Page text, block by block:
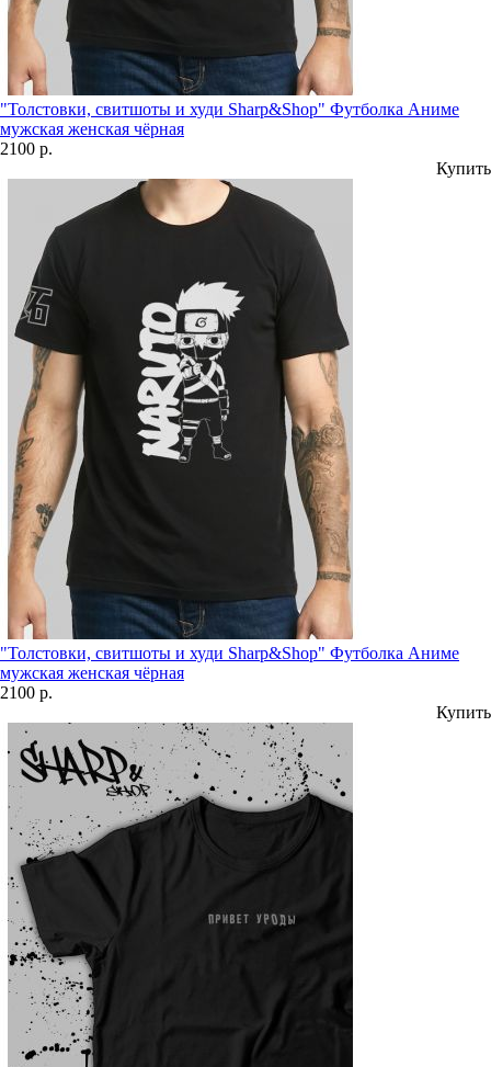
"Толстовки, свитшоты и худи Sharp&Shop" Футболка Аниме
мужская женская чёрная
2100 р.
Купить
"Толстовки, свитшоты и худи Sharp&Shop" Футболка Аниме
мужская женская чёрная
2100 р.
Купить